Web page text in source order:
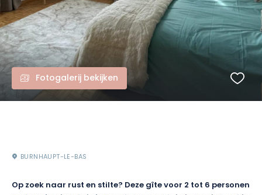
Fotogalerij bekijken
BURNHAUPT-LE-BAS
Op zoek naar rust en stilte? Deze gîte voor 2 tot 6 personen